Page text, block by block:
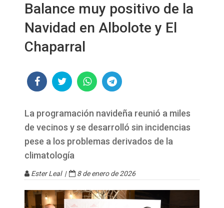
Balance muy positivo de la
Navidad en Albolote y El
Chaparral
La programación navideña reunió a miles
de vecinos y se desarrolló sin incidencias
pese a los problemas derivados de la
climatología
Ester Leal | 8 de enero de 2026